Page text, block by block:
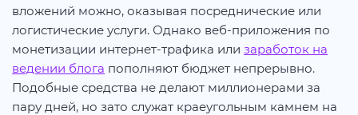
вложений можно, оказывая посреднические или
логистические услуги. Однако веб-приложения по
монетизации интернет-трафика или заработок на
ведении блога пополняют бюджет непрерывно.
Подобные средства не делают миллионерами за
пару дней, но зато служат краеугольным камнем на